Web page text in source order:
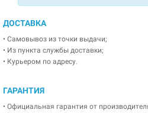
ДОСТАВКА
• Самовывоз из точки выдачи;
• Из пункта службы доставки;
• Курьером по адресу.
ГАРАНТИЯ
• Официальная гарантия от